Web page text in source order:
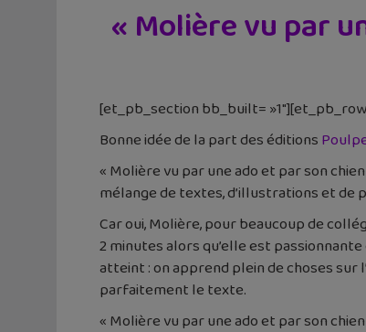
« Molière vu par
[et_pb_section bb_built=
Bonne idée de la part des éditions
« Molière vu par une ado et par son
mélange de textes, d’illustrations et de
Car oui, Molière, pour beaucoup de
2 minutes alors qu’elle est
atteint : on apprend plein de choses sur
parfaitement le texte.
« Molière vu par une ado et par son